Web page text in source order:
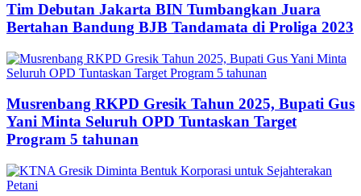
Tim Debutan Jakarta BIN Tumbangkan Juara
Bertahan Bandung BJB Tandamata di Proliga 2023
Musrenbang RKPD Gresik Tahun 2025, Bupati Gus
Yani Minta Seluruh OPD Tuntaskan Target
Program 5 tahunan